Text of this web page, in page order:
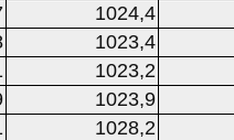
1024,4
1023,4
1023,2
1023,9
1028,2